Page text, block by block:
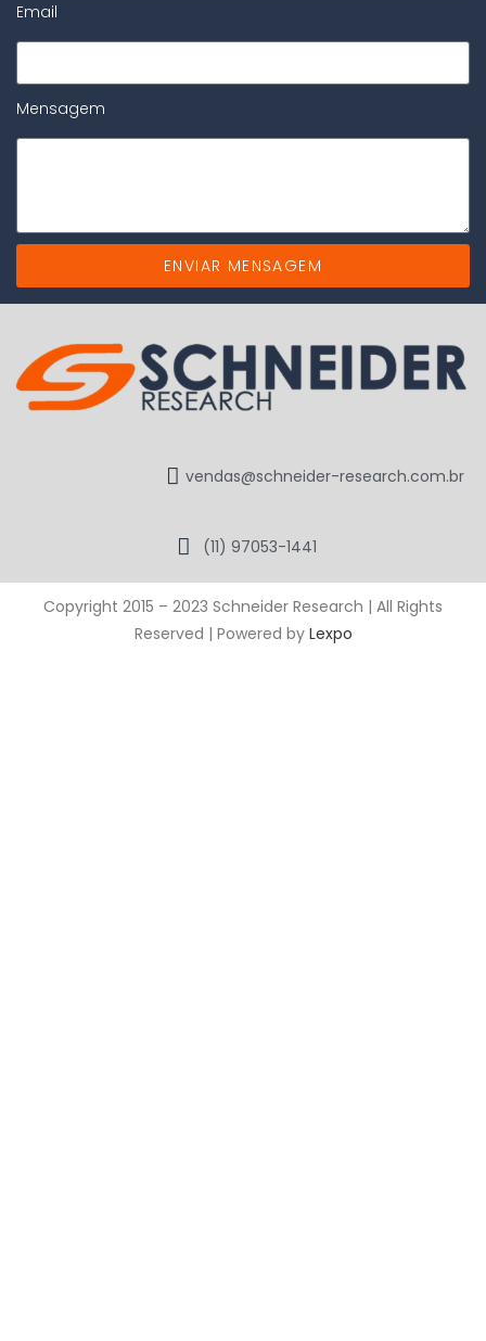
Email
Mensagem
ENVIAR MENSAGEM
vendas@schneider-research.com.br
(11) 97053-1441
Copyright 2015 – 2023 Schneider Research | All Rights
Reserved | Powered by Lexpo